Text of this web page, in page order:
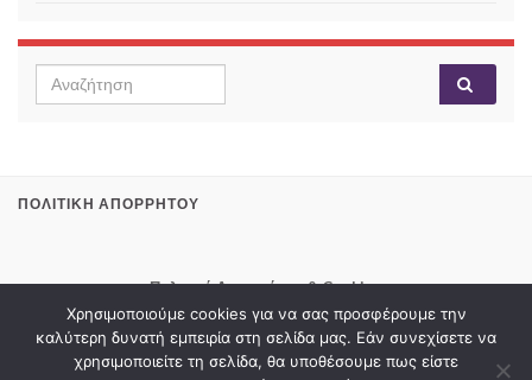
Search for:
ΠΟΛΙΤΙΚΉ ΑΠΟΡΡΉΤΟΥ
Πολιτική Απορρήτου & Cookies
Χρησιμοποιούμε cookies για να σας προσφέρουμε την
καλύτερη δυνατή εμπειρία στη σελίδα μας. Εάν συνεχίσετε να
χρησιμοποιείτε τη σελίδα, θα υποθέσουμε πως είστε